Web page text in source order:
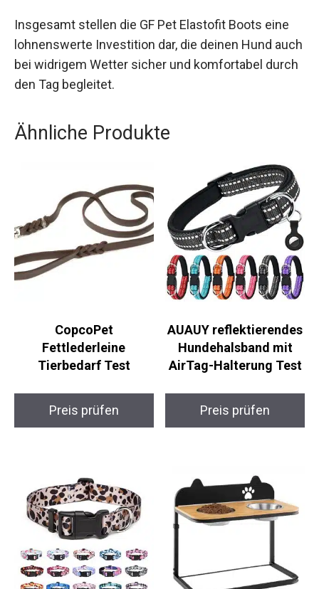
Insgesamt stellen die GF Pet Elastofit Boots eine
lohnenswerte Investition dar, die deinen Hund auch
bei widrigem Wetter sicher und komfortabel durch
den Tag begleitet.
Ähnliche Produkte
CopcoPet
Fettlederleine
Tierbedarf Test
Preis prüfen
AUAUY reflektierendes
Hundehalsband mit
AirTag-Halterung Test
Preis prüfen